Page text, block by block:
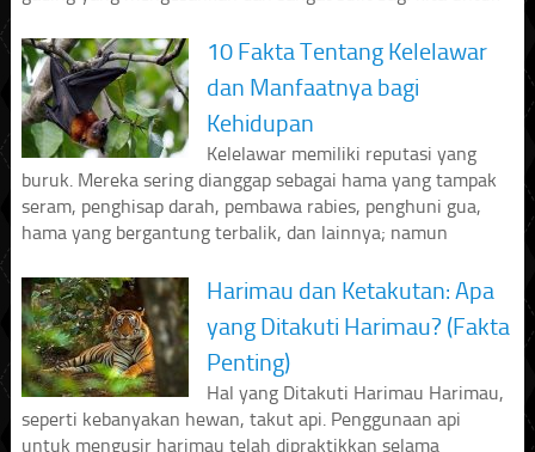
10 Fakta Tentang Kelelawar
dan Manfaatnya bagi
Kehidupan
Kelelawar memiliki reputasi yang
buruk. Mereka sering dianggap sebagai hama yang tampak
seram, penghisap darah, pembawa rabies, penghuni gua,
hama yang bergantung terbalik, dan lainnya; namun
Harimau dan Ketakutan: Apa
yang Ditakuti Harimau? (Fakta
Penting)
Hal yang Ditakuti Harimau Harimau,
seperti kebanyakan hewan, takut api. Penggunaan api
untuk mengusir harimau telah dipraktikkan selama